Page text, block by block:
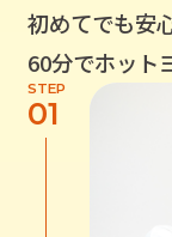
初めてでも安
60分でホット
STEP
01